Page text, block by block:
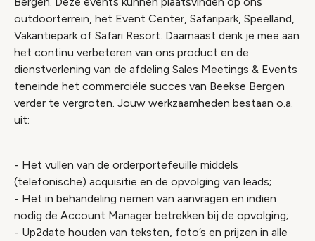
outdoorterrein, het Event Center, Safaripark, Speelland,
Vakantiepark of Safari Resort. Daarnaast denk je mee aan
het continu verbeteren van ons product en de
dienstverlening van de afdeling Sales Meetings & Events
teneinde het commerciële succes van Beekse Bergen
verder te vergroten. Jouw werkzaamheden bestaan o.a.
uit:
- Het vullen van de orderportefeuille middels
(telefonische) acquisitie en de opvolging van leads;
- Het in behandeling nemen van aanvragen en indien
nodig de Account Manager betrekken bij de opvolging;
- Up2date houden van teksten, foto’s en prijzen in alle